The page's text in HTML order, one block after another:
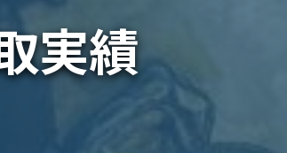
美術品・古美術品買取
実績